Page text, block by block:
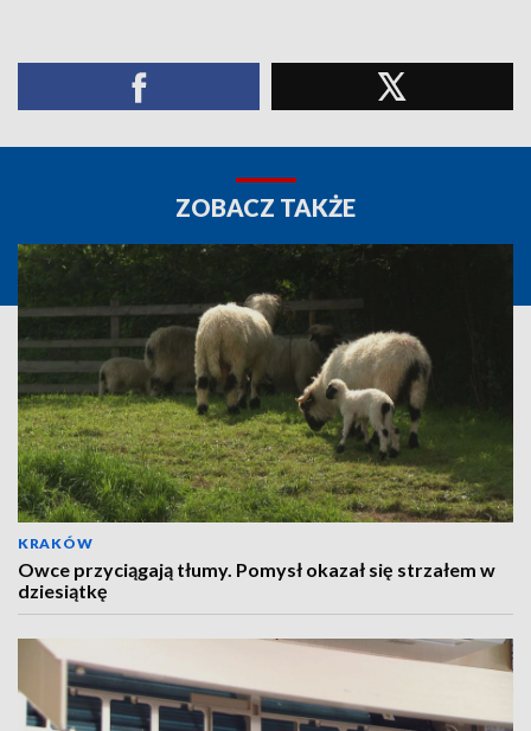
ZOBACZ TAKŻE
KRAKÓW
Owce przyciągają tłumy. Pomysł okazał się strzałem w
dziesiątkę